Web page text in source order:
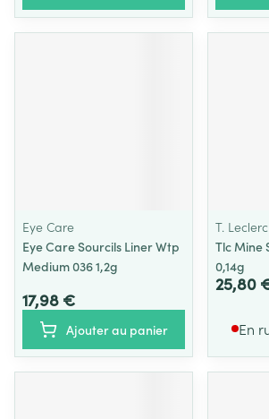
Eye Care
Eye Care Sourcils Liner Wtp
Medium 036 1,2g
17,98 €
Ajouter au panier
T. Leclerc
Tlc Mine
0,14g
25,80
En